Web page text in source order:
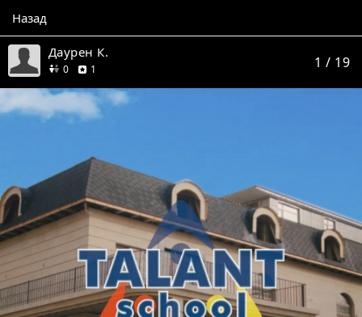
Назад
Даурен К.
0друзей
1 1 / 19